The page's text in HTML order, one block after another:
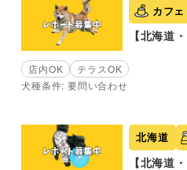
カフ
【北海道
店内OK
テラスOK
犬種条件: 要問い合わせ
北海道
【北海道